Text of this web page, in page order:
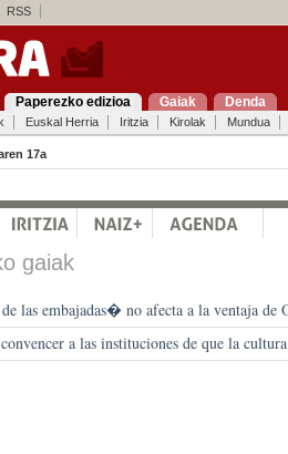
RSS
Paperezko edizioa Gaiak Denda
Euskal Herria Iritzia Kirolak Mundua
17a
gaiak
las embajadas� no afecta a la ventaja de
a las instituciones de que la